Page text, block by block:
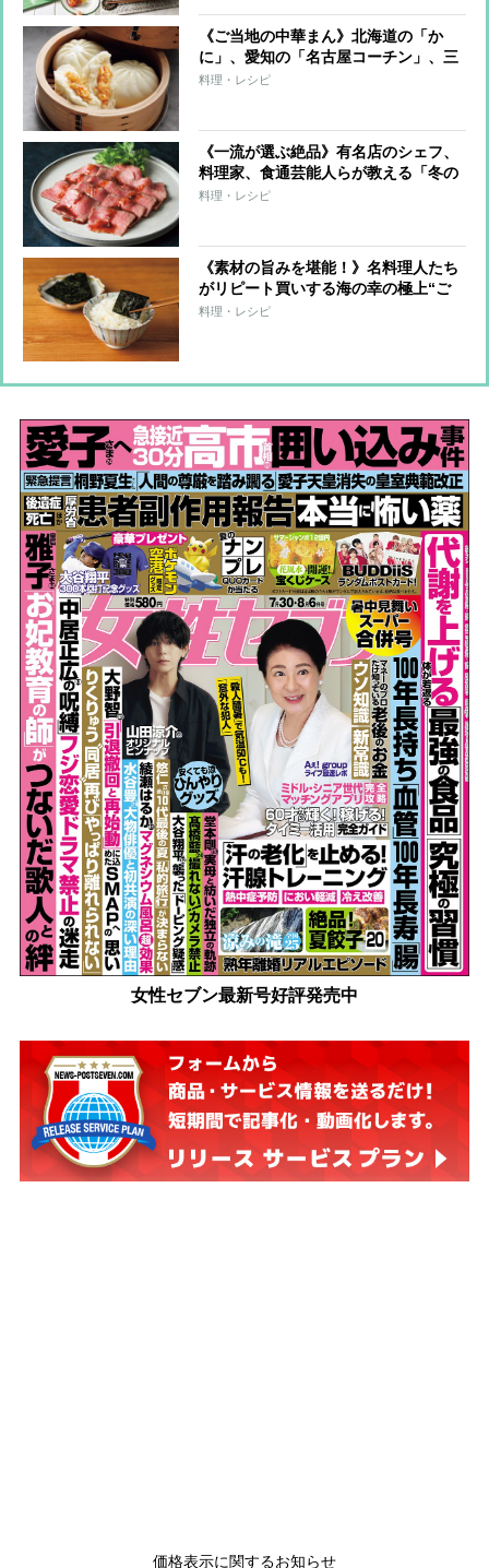
《ご当地の中華まん》北海道の「か
に」、愛知の「名古屋コーチン」、三
重の「松阪牛」など王道から変わり種
料理・レシピ
《一流が選ぶ絶品》有名店のシェフ、
料理家、食通芸能人らが教える「冬の
お取り寄せ」
料理・レシピ
《素材の旨みを堪能！》名料理人たち
がリピート買いする海の幸の極上“ご
飯のお供”6品
料理・レシピ
女性セブン最新号好評発売中
価格表示に関するお知らせ